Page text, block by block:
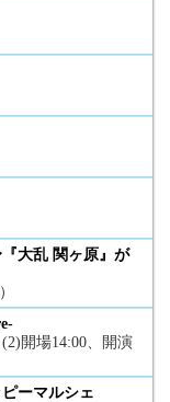
大乱 関ヶ原』が
開場14:00、開演
ーマルシェ